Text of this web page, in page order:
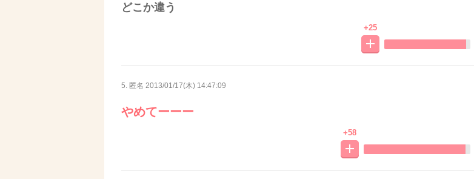
どこか違う
+25
5. 匿名 2013/01/17(木) 14:47:09
やめてーーー
+58